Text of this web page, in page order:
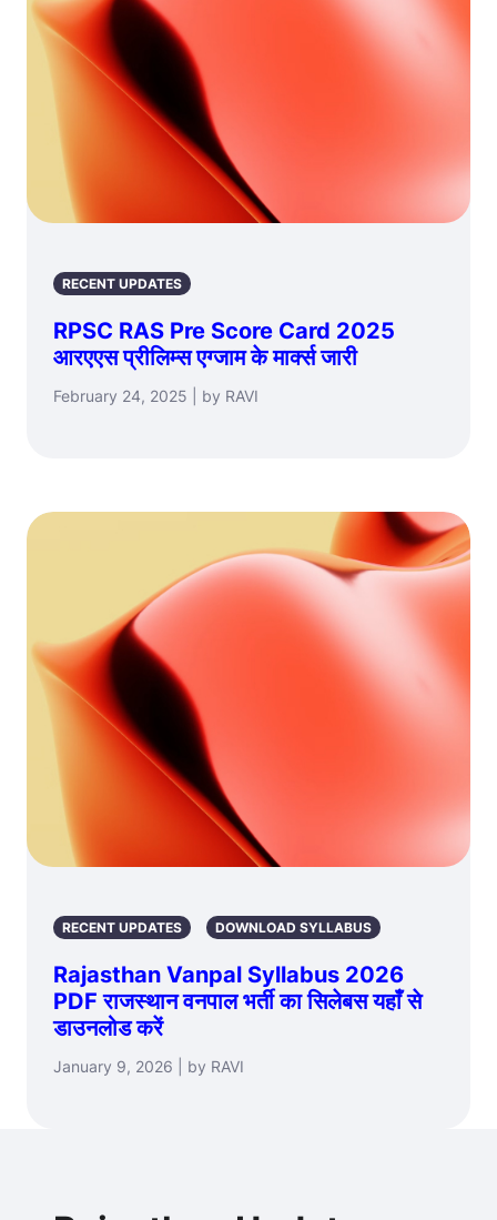
RECENT UPDATES
RPSC RAS Pre Score Card 2025
आरएएस प्रीलिम्स एग्जाम के मार्क्स जारी
February 24, 2025 | by RAVI
RECENT UPDATES DOWNLOAD SYLLABUS
Rajasthan Vanpal Syllabus 2026
PDF राजस्थान वनपाल भर्ती का सिलेबस यहाँ से
डाउनलोड करें
January 9, 2026 | by RAVI